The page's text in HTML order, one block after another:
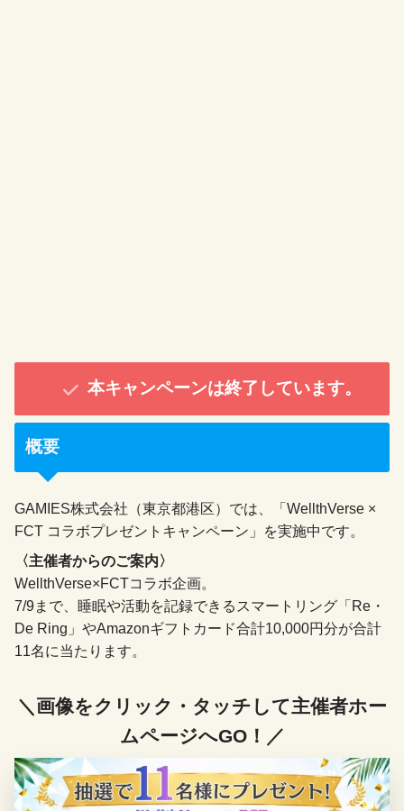
本キャンペーンは終了しています。
概要
GAMIES株式会社（東京都港区）では、「WellthVerse ×
FCT コラボプレゼントキャンペーン」を実施中です。
〈主催者からのご案内〉
WellthVerse×FCTコラボ企画。
7/9まで、睡眠や活動を記録できるスマートリング「Re・
De Ring」やAmazonギフトカード合計10,000円分が合計
11名に当たります。
＼画像をクリック・タッチして主催者ホー
ムページへGO！／